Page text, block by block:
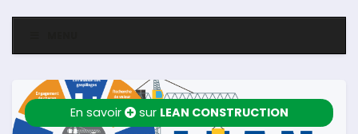
En savoir sur LEAN CONSTRUCTION